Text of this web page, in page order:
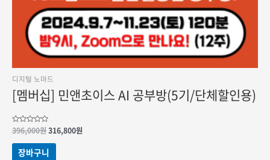
디지털 노마드
[멤버십] 민앤초이스 AI 공부방(5기/단체할인용)
5
중에서
0
로
평가됨
396,000원원래
396,000원.
316,800원
장바구니